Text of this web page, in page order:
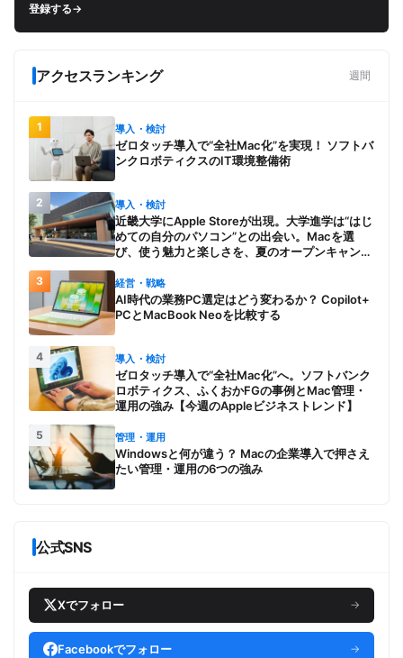
登録する→
アクセスランキング 週間
1 導入・検討
ゼロタッチ導入で“全社Mac化”を実現！ ソフトバ
ンクロボティクスのIT環境整備術
2 導入・検討
近畿大学にApple Storeが出現。大学進学は“はじ
めての自分のパソコン”との出会い。Macを選
び、使う魅力と楽しさを、夏のオープンキャンパ
3 経営・戦略
AI時代の業務PC選定はどう変わるか？ Copilot+
PCとMacBook Neoを比較する
4 導入・検討
ゼロタッチ導入で“全社Mac化”へ。ソフトバンク
ロボティクス、ふくおかFGの事例とMac管理・
運用の強み【今週のAppleビジネストレンド】
5 管理・運用
Windowsと何が違う？ Macの企業導入で押さえ
たい管理・運用の6つの強み
公式SNS
Xでフォロー →
Facebookでフォロー →